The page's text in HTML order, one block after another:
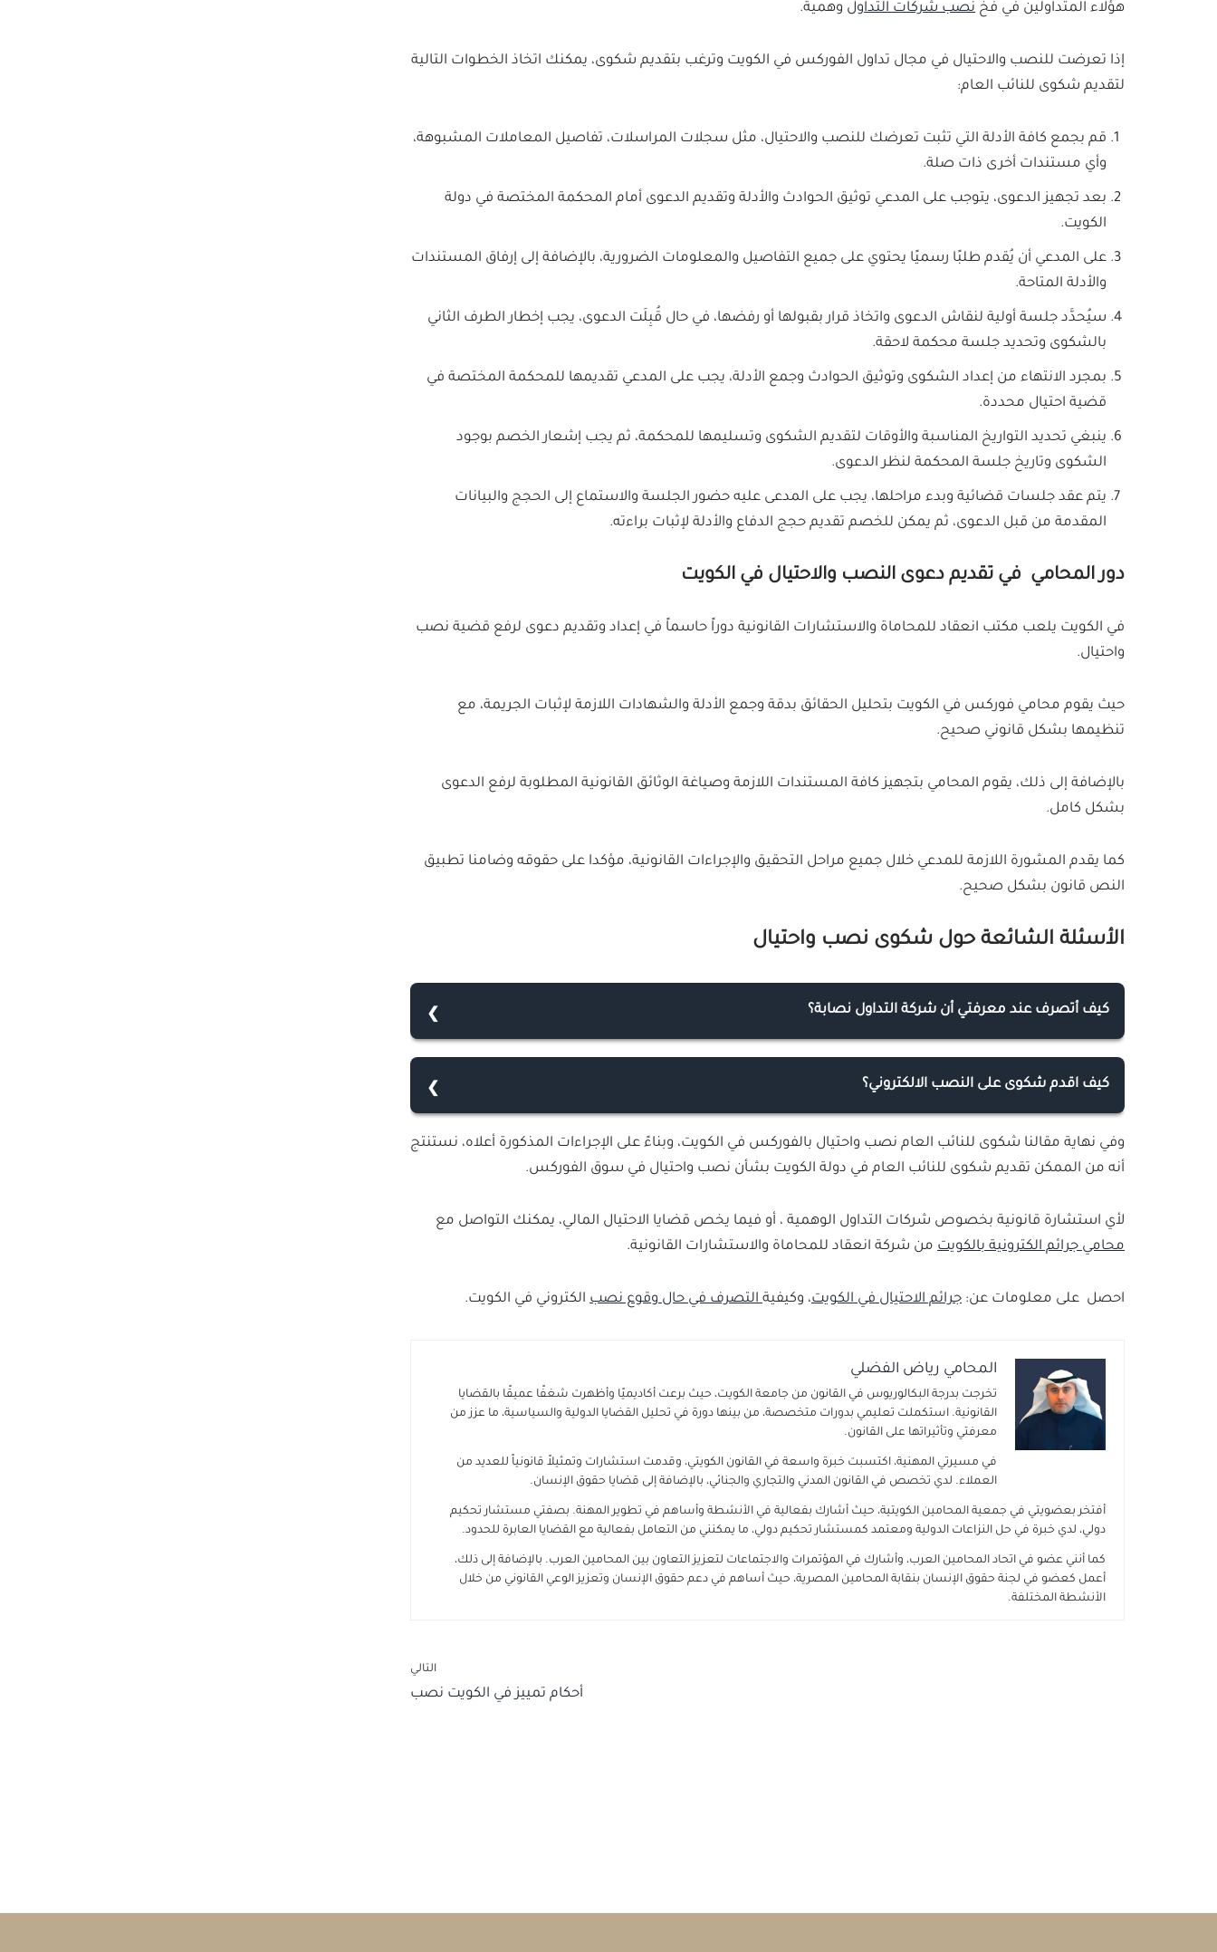
هؤلاء المتداولين في فخ نصب شركات التداول وهمية.
إذا تعرضت للنصب والاحتيال في مجال تداول الفوركس في الكويت وترغب بتقديم شكوى، يمكنك اتخاذ الخطوات التالية
لتقديم شكوى للنائب العام:
قم بجمع كافة الأدلة التي تثبت تعرضك للنصب والاحتيال، مثل سجلات المراسلات، تفاصيل المعاملات المشبوهة،
وأي مستندات أخرى ذات صلة.
بعد تجهيز الدعوى، يتوجب على المدعي توثيق الحوادث والأدلة وتقديم الدعوى أمام المحكمة المختصة في دولة
الكويت.
على المدعي أن يُقدم طلبًا رسميًا يحتوي على جميع التفاصيل والمعلومات الضرورية، بالإضافة إلى إرفاق المستندات
والأدلة المتاحة.
سيُحدَّد جلسة أولية لنقاش الدعوى واتخاذ قرار بقبولها أو رفضها، في حال قُبِلَت الدعوى، يجب إخطار الطرف الثاني
بالشكوى وتحديد جلسة محكمة لاحقة.
بمجرد الانتهاء من إعداد الشكوى وتوثيق الحوادث وجمع الأدلة، يجب على المدعي تقديمها للمحكمة المختصة في
قضية احتيال محددة.
ينبغي تحديد التواريخ المناسبة والأوقات لتقديم الشكوى وتسليمها للمحكمة، ثم يجب إشعار الخصم بوجود
الشكوى وتاريخ جلسة المحكمة لنظر الدعوى.
يتم عقد جلسات قضائية وبدء مراحلها، يجب على المدعى عليه حضور الجلسة والاستماع إلى الحجج والبيانات
المقدمة من قبل الدعوى، ثم يمكن للخصم تقديم حجج الدفاع والأدلة لإثبات براءته.
دور المحامي في تقديم دعوى النصب والاحتيال في الكويت
في الكويت يلعب مكتب انعقاد للمحاماة والاستشارات القانونية دوراً حاسماً في إعداد وتقديم دعوى لرفع قضية نصب
واحتيال.
حيث يقوم محامي فوركس في الكويت بتحليل الحقائق بدقة وجمع الأدلة والشهادات اللازمة لإثبات الجريمة، مع
تنظيمها بشكل قانوني صحيح.
بالإضافة إلى ذلك، يقوم المحامي بتجهيز كافة المستندات اللازمة وصياغة الوثائق القانونية المطلوبة لرفع الدعوى
بشكل كامل.
كما يقدم المشورة اللازمة للمدعي خلال جميع مراحل التحقيق والإجراءات القانونية، مؤكدا على حقوقه وضامنا تطبيق
النص قانون بشكل صحيح.
الأسئلة الشائعة حول شكوى نصب واحتيال
كيف أتصرف عند معرفتي أن شركة التداول نصابة؟
1- تجنب التعامل مع هذه الشركة على الفور ولا تقم بإيداع الأموال أو القيام بأية عمليات تداول.
كيف اقدم شكوى على النصب الالكتروني؟
وفي نهاية مقالنا شكوى للنائب العام نصب واحتيال بالفوركس في الكويت، وبناءً على الإجراءات المذكورة أعلاه، نستنتج
أنه من الممكن تقديم شكوى للنائب العام في دولة الكويت بشأن نصب واحتيال في سوق الفوركس.
لأي استشارة قانونية بخصوص شركات التداول الوهمية ، أو فيما يخص قضايا الاحتيال المالي، يمكنك التواصل مع
محامي جرائم الكترونية بالكويت من شركة انعقاد للمحاماة والاستشارات القانونية.
احصل على معلومات عن: جرائم الاحتيال في الكويت، وكيفيةالتصرف في حال وقوع نصب الكتروني في الكويت.
المحامي رياض الفضلي
تخرجت بدرجة البكالوريوس في القانون من جامعة الكويت، حيث برعت أكاديميًا وأظهرت شغفًا عميقًا بالقضايا
القانونية. استكملت تعليمي بدورات متخصصة، من بينها دورة في تحليل القضايا الدولية والسياسية، ما عزز من
معرفتي وتأثيراتها على القانون.
في مسيرتي المهنية، اكتسبت خبرة واسعة في القانون الكويتي، وقدمت استشارات وتمثيلاً قانونياً للعديد من
العملاء. لدي تخصص في القانون المدني والتجاري والجنائي، بالإضافة إلى قضايا حقوق الإنسان.
أفتخر بعضويتي في جمعية المحامين الكويتية، حيث أشارك بفعالية في الأنشطة وأساهم في تطوير المهنة. بصفتي مستشار تحكيم
دولي، لدي خبرة في حل النزاعات الدولية ومعتمد كمستشار تحكيم دولي، ما يمكنني من التعامل بفعالية مع القضايا العابرة للحدود.
كما أنني عضو في اتحاد المحامين العرب، وأشارك في المؤتمرات والاجتماعات لتعزيز التعاون بين المحامين العرب. بالإضافة إلى ذلك،
أعمل كعضو في لجنة حقوق الإنسان بنقابة المحامين المصرية، حيث أساهم في دعم حقوق الإنسان وتعزيز الوعي القانوني من خلال
الأنشطة المختلفة.
التالي
أحكام تمييز في الكويت نصب